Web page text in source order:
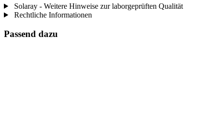
Solaray - Weitere Hinweise zur laborgeprüften Qualität
Rechtliche Informationen
Passend dazu